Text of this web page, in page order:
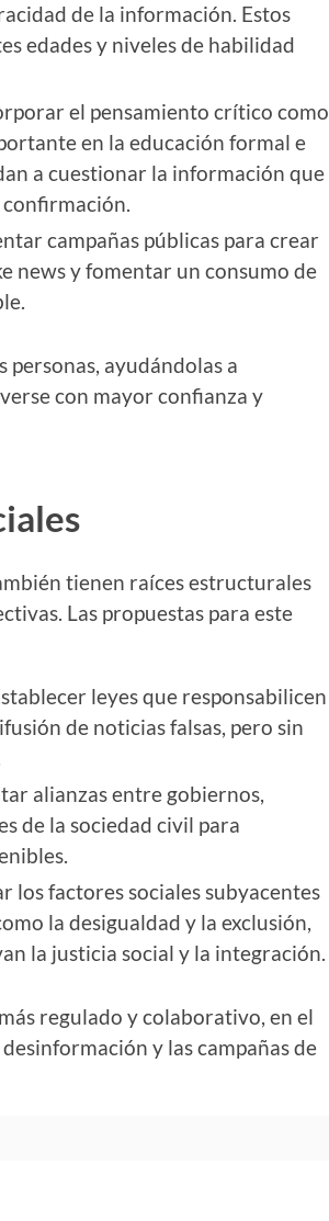
de la información. Estos
edades y niveles de habilidad
el pensamiento crítico como
en la educación formal e
a cuestionar la información que
confirmación.
campañas públicas para crear
news y fomentar un consumo de
personas, ayudándolas a
con mayor confianza y
tienen raíces estructurales
Las propuestas para este
leyes que responsabilicen
de noticias falsas, pero sin
alianzas entre gobiernos,
de la sociedad civil para
los factores sociales subyacentes
la desigualdad y la exclusión,
la justicia social y la integración.
regulado y colaborativo, en el
y las campañas de